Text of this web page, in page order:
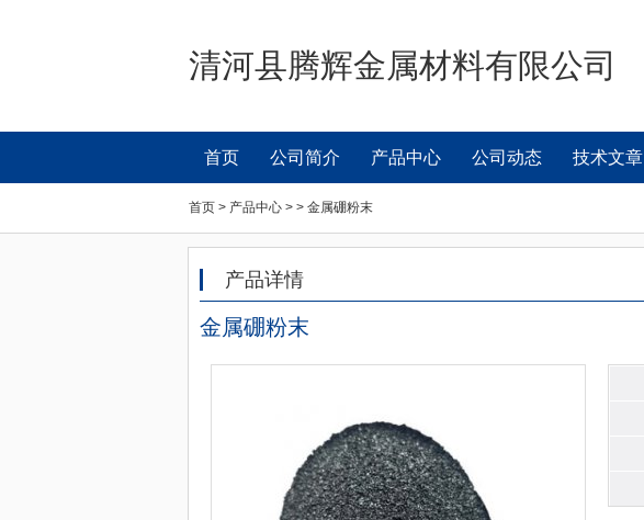
清河县腾辉金属材料有限公司
首页 公司简介 产品中心 公司动态 技术文章
首页 > 产品中心 > > 金属硼粉末
产品详情
金属硼粉末